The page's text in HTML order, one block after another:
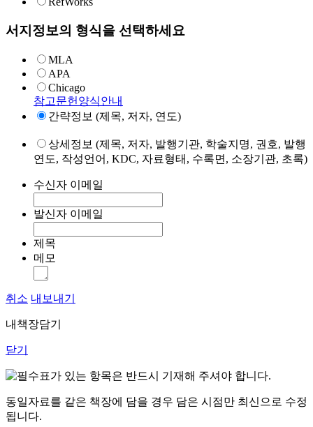
서지정보의 형식을 선택하세요
MLA
APA
Chicago
참고문헌양식안내
간략정보 (제목, 저자, 연도)
상세정보 (제목, 저자, 발행기관, 학술지명, 권호, 발행
연도, 작성언어, KDC, 자료형태, 수록면, 소장기관, 초록)
수신자 이메일
발신자 이메일
제목
메모
취소 내보내기
내책장담기
닫기
표가 있는 항목은 반드시 기재해 주셔야 합니다.
동일자료를 같은 책장에 담을 경우 담은 시점만 최신으로 수정
됩니다.